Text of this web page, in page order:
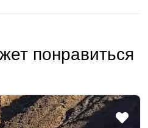
понравиться